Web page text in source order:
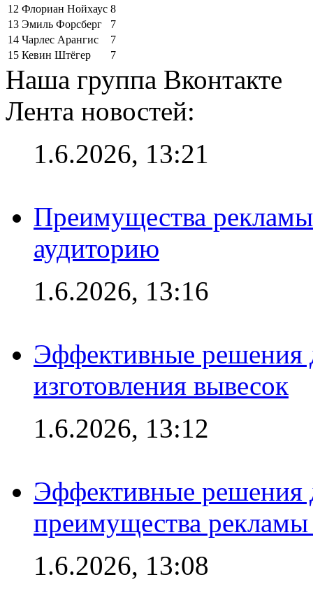
12 Флориан Нойхаус 8
13 Эмиль Форсберг
7
14 Чарлес Арангис
7
15 Кевин Штёгер 7
Наша группа Вконтакте
Лента новостей:
1.6.2026, 13:21
Преимущества
аудиторию
1.6.2026, 13:16
Эффективные решения
изготовления вывесок
1.6.2026, 13:12
Эффективные решения
преимущества рекламы
1.6.2026, 13:08